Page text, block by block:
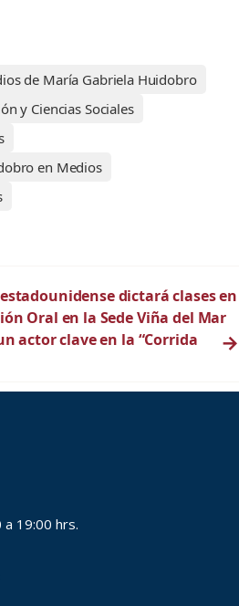
de María Gabriela Huidobro
y Ciencias Sociales
en Medios
dictará clases en
Oral en la Sede Viña del Mar
actor clave en la “Corrida
→